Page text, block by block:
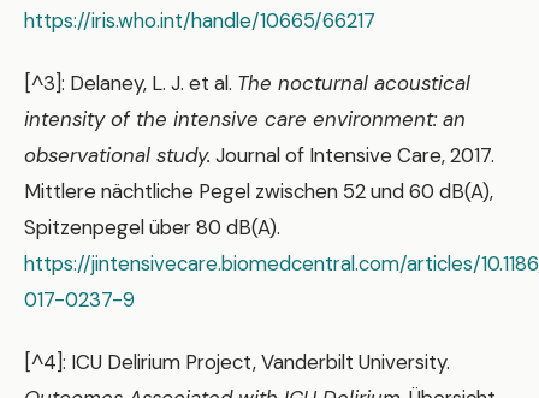
https://iris.who.int/handle/10665/66217
[^3]: Delaney, L. J. et al. The nocturnal acoustical
intensity of the intensive care environment: an
observational study. Journal of Intensive Care, 2017.
Mittlere nächtliche Pegel zwischen 52 und 60 dB(A),
Spitzenpegel über 80 dB(A).
https://jintensivecare.biomedcentral.com/articles/
017-0237-9
[^4]: ICU Delirium Project, Vanderbilt University.